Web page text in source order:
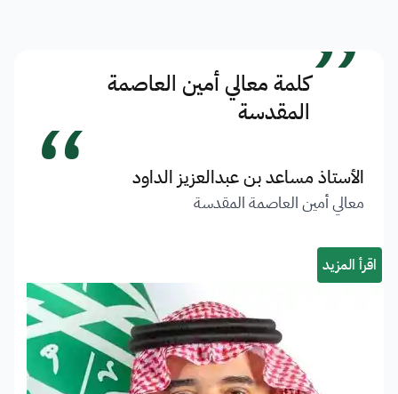
”كلمة معالي أمين العاصمة
المقدسة
الأستاذ مساعد بن عبدالعزيز الداود
معالي أمين العاصمة المقدسة “